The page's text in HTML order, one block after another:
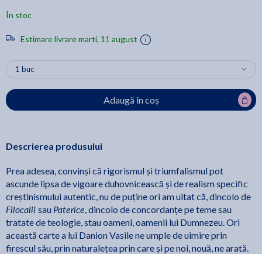
În stoc
Estimare livrare marti, 11 august
Adaugă în coș
Descrierea produsului
Prea adesea, convinși că rigorismul și triumfalismul pot
ascunde lipsa de vigoare duhovnicească și de realism specific
creștinismului autentic, nu de puține ori am uitat că, dincolo de
Filocalii sau Paterice, dincolo de concordanțe pe teme sau
tratate de teologie, stau oameni, oamenii lui Dumnezeu. Ori
această carte a lui Danion Vasile ne umple de uimire prin
firescul său, prin naturalețea prin care și pe noi, nouă, ne arată.